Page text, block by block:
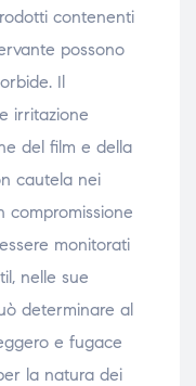
contenenti
possono
Il
irritazione
del film e della
cautela nei
compromissione
monitorati
nelle sue
determinare al
e fugace
la natura dei